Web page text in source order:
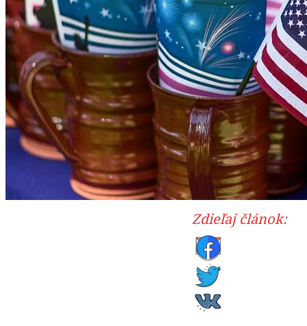
Zdieľaj článok: